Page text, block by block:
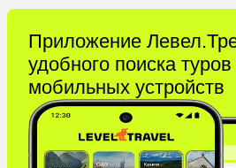
Саудовская Аравия
Куба
Италия
Венгрия
Приложение
удобного поиска
мобильных устройств